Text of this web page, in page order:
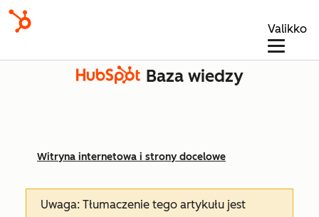
Valikko
Baza wiedzy
Witryna internetowa i strony docelowe
Uwaga: Tłumaczenie tego artykułu jest